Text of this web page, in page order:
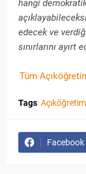
hangi
edecek ve
sınırlarını ayırt
Tüm
Tags
Facebook